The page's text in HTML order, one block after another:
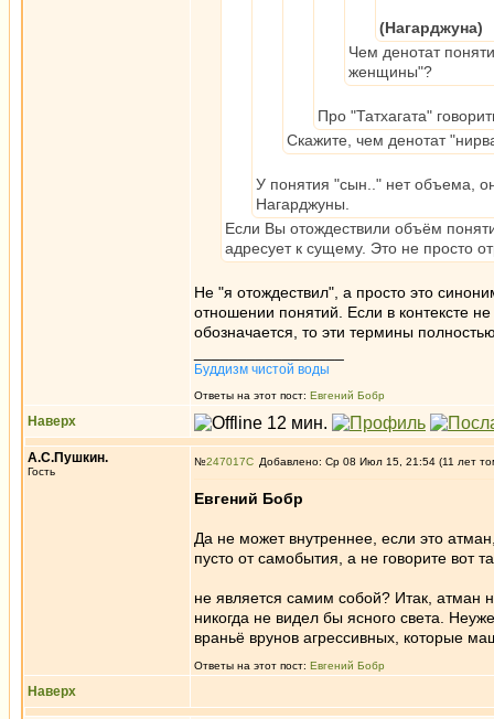
(Нагарджуна)
Чем денотат
женщины"?
Про "Татхагата"
Скажите, чем денотат
У понятия "сын.." нет объема,
Нагарджуны.
Если Вы отождествили объём
адресует к сущему. Это не просто
Не "я отождествил", а просто это
отношении понятий. Если в контексте
обозначается, то эти термины
Буддизм чистой воды
Ответы на этот пост: Евгений Бобр
Наверх
А.С.Пушкин.
Гость
№247017 Добавлено: Ср 08 Июл 15, 21:54 (11 лет
Евгений Бобр
Да не может внутреннее, если это
пусто от самобытия, а не говорите вот
не является самим собой? Итак, атман
никогда не видел бы ясного света.
враньё врунов агрессивных, которые
Ответы на этот пост: Евгений Бобр
Наверх